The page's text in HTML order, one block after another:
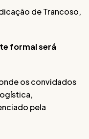
de Trancoso,
formal será
os convidados
pela